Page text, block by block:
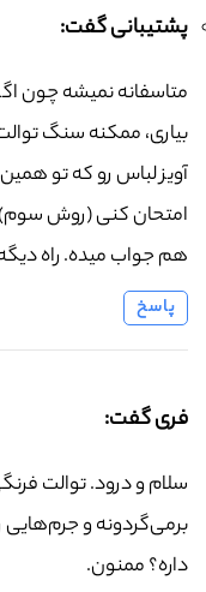
پشتیبانی گفت:
متاسفانه نمیشه چون
بیاری، ممکنه سنگ
آویز لباس رو که تو
امتحان کنی (روش
هم جواب میده. راه
پاسخ
فری گفت:
سلام و درود. توالت
برمی‌گردونه و
داره؟ ممنون.